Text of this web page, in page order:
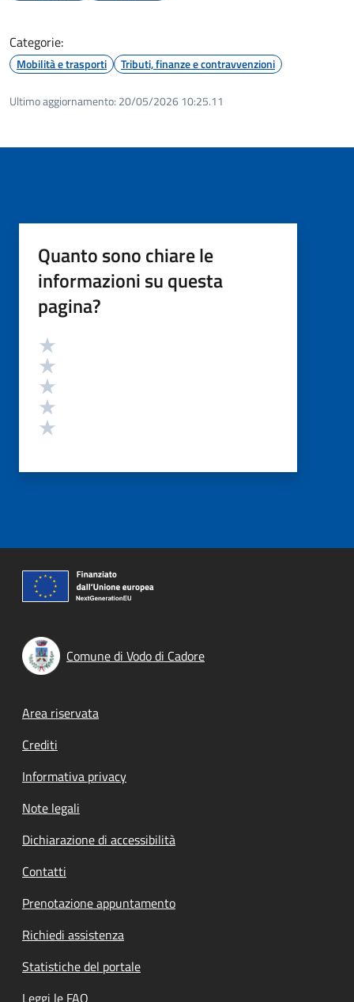
Categorie:
Mobilità e trasporti Tributi, finanze e contravvenzioni
Ultimo aggiornamento: 20/05/2026 10:25.11
Quanto sono chiare le
informazioni su questa
pagina?
Valutazione
Comune di Vodo di Cadore
Footer menu
Area riservata
Crediti
Informativa privacy
Note legali
Dichiarazione di accessibilità
Contatti
Prenotazione appuntamento
Richiedi assistenza
Statistiche del portale
Leggi le FAQ